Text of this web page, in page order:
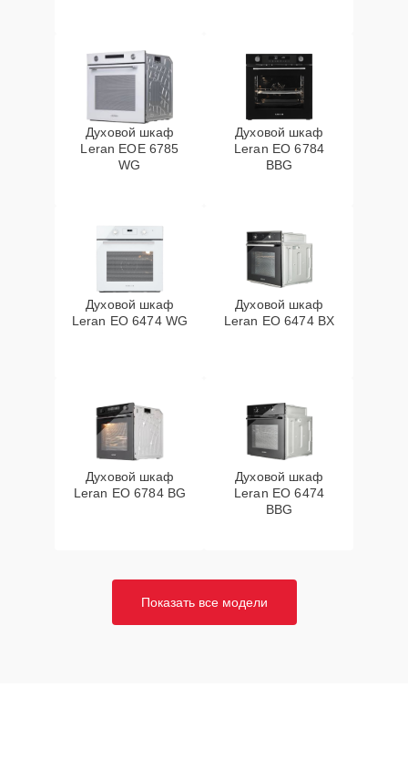
Духовой шкаф
Leran EOE 6785
WG
Духовой шкаф
Leran EO 6784
BBG
Духовой шкаф
Leran EO 6474 WG
Духовой шкаф
Leran EO 6474 BX
Духовой шкаф
Leran EO 6784 BG
Духовой шкаф
Leran EO 6474
BBG
Показать все модели